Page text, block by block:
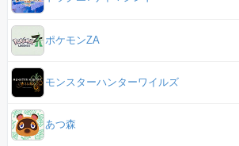
ポケモンZA
モンスターハンターワイルズ
あつ森